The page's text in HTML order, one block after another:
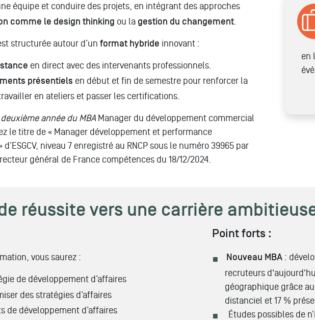
équipe et conduire des projets, en intégrant des approches
comme le design thinking ou lagestion du changement.
structurée autour d’un format hybride innovant :
en direct avec des intervenants professionnels.
présentiels en début et fin de semestre pour renforcer la
en ateliers et passer les certifications.
année du MBAManager du développement commercial
le titre de « Manager développement et performance
niveau 7 enregistré au RNCP sous le numéro 39965 par
général de France compétences du 18/12/2024.
en
réussite vers une carrière
vous saurez :
de développement d’affaires
des stratégies d’affaires
de développement d’affaires
Point forts :
Nouveau MBA :
recruteurs
géographique grâce
distanciel et 17 %
Études possibles de